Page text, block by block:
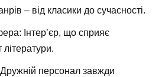
– від класики до сучасності.
Інтер’єр, що сприяє
Дружній персонал завжди